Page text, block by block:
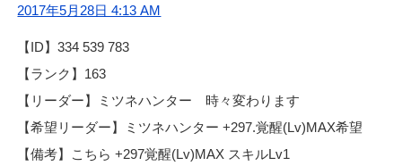
2017年5月28日 4:13 AM
【ID】334 539 783
【ランク】163
【リーダー】ミツネハンター 時々変わります
【希望リーダー】ミツネハンター +297.覚醒(Lv)MAX希望
【備考】こちら +297覚醒(Lv)MAX スキルLv1